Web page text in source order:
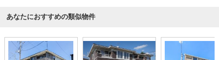
あなたにおすすめの類似物件